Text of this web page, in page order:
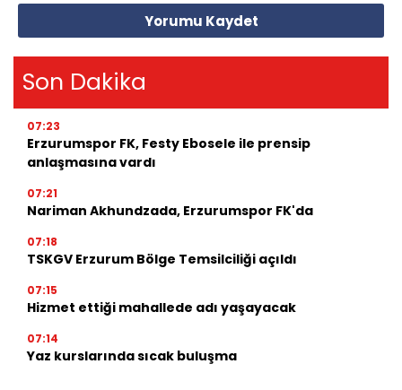
Yorumu Kaydet
Son Dakika
07:23
Erzurumspor FK, Festy Ebosele ile prensip
anlaşmasına vardı
07:21
Nariman Akhundzada, Erzurumspor FK'da
07:18
TSKGV Erzurum Bölge Temsilciliği açıldı
07:15
Hizmet ettiği mahallede adı yaşayacak
07:14
Yaz kurslarında sıcak buluşma